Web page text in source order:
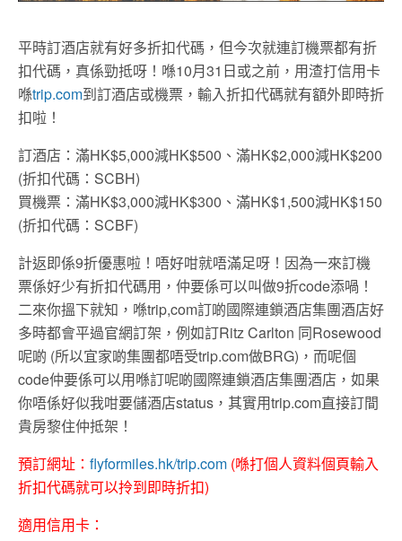
平時訂酒店就有好多折扣代碼，但今次就連訂機票都有折
扣代碼，真係勁抵呀！喺10月31日或之前，用渣打信用卡
喺trip.com到訂酒店或機票，輸入折扣代碼就有額外即時折
扣啦！
訂酒店：滿HK$5,000減HK$500、滿HK$2,000減HK$200
(折扣代碼：SCBH)
買機票：滿HK$3,000減HK$300、滿HK$1,500減HK$150
(折扣代碼：SCBF)
計返即係9折優惠啦！唔好咁就唔滿足呀！因為一來訂機
票係好少有折扣代碼用，仲要係可以叫做9折code添喎！
二來你搵下就知，喺trip,com訂啲國際連鎖酒店集團酒店好
多時都會平過官網訂架，例如訂Ritz Carlton 同Rosewood
呢啲 (所以宜家啲集團都唔受trip.com做BRG)，而呢個
code仲要係可以用喺訂呢啲國際連鎖酒店集團酒店，如果
你唔係好似我咁要儲酒店status，其實用trip.com直接訂間
貴房黎住仲抵架！
預訂網址： flyformiles.hk/trip.com (喺打個人資料個頁輸入
折扣代碼就可以拎到即時折扣)
適用信用卡：